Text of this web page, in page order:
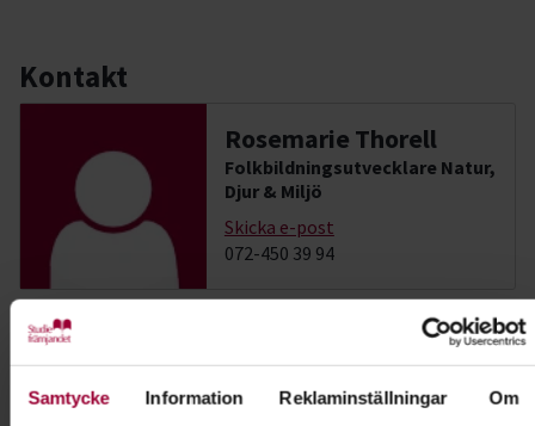
Samtycke Information Reklaminställningar Om
Kontakt
Rosemarie Thorell
Folkbildningsutvecklare Natur,
Djur & Miljö
Skicka e-post
072-450 39 94